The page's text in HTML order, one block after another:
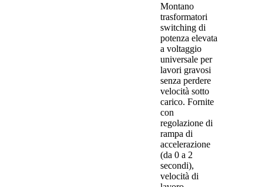
Montano
trasformatori
switching di
potenza elevata
a voltaggio
universale per
lavori gravosi
senza perdere
velocità sotto
carico. Fornite
con
regolazione di
rampa di
accelerazione
(da 0 a 2
secondi),
velocità di